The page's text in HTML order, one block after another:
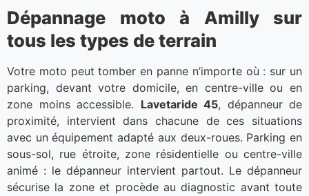
Dépannage moto à Amilly sur
tous les types de terrain
Votre moto peut tomber en panne n’importe où : sur un
parking, devant votre domicile, en centre-ville ou en
zone moins accessible. Lavetaride 45, dépanneur de
proximité, intervient dans chacune de ces situations
avec un équipement adapté aux deux-roues. Parking en
sous-sol, rue étroite, zone résidentielle ou centre-ville
animé : le dépanneur intervient partout. Le dépanneur
sécurise la zone et procède au diagnostic avant toute